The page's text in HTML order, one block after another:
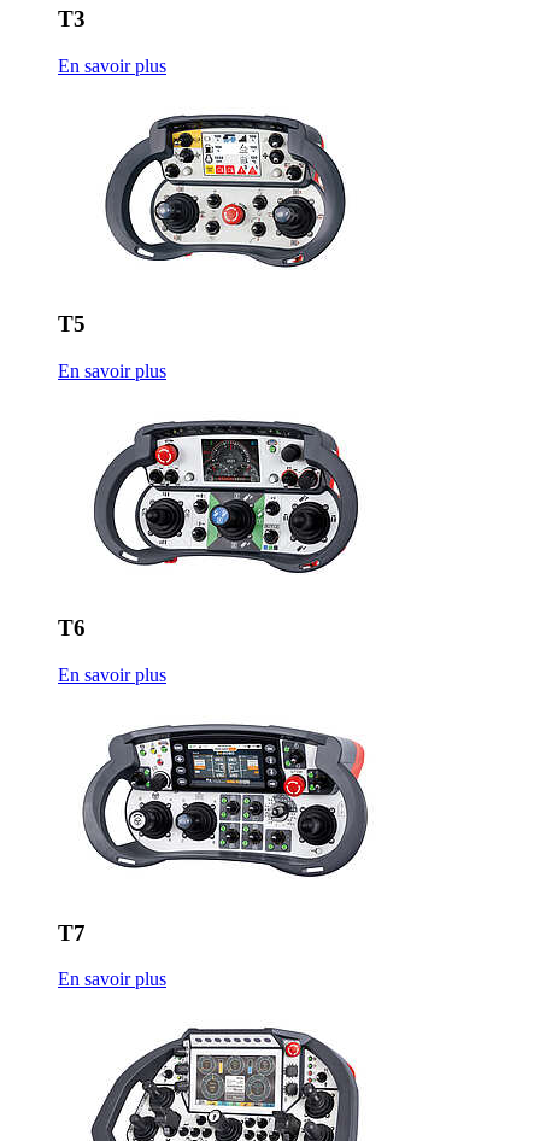
T3
En savoir plus
T5
En savoir plus
T6
En savoir plus
T7
En savoir plus